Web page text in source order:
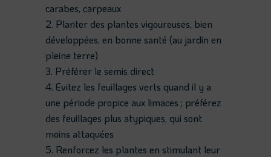
carabes, carpeaux
Planter des plantes vigoureuses, bien
développées, en bonne santé (au jardin en
pleine terre)
Préférer le semis direct
Evitez les feuillages verts quand il y a
une période propice aux limaces ; préférez
des feuillages plus atypiques, qui sont
moins attaquées
Renforcez les plantes en stimulant leur